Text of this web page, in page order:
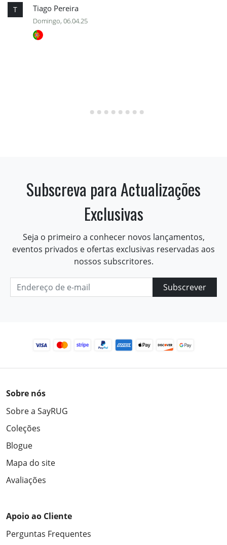
T Tiago Pereira
Domingo, 06.04.25
Subscreva para Actualizações
Exclusivas
Seja o primeiro a conhecer novos lançamentos,
eventos privados e ofertas exclusivas reservadas aos
nossos subscritores.
Subscrever
Sobre nós
Sobre a SayRUG
Coleções
Blogue
Mapa do site
Avaliações
Apoio ao Cliente
Perguntas Frequentes